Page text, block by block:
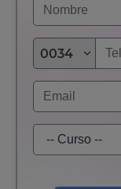
0034